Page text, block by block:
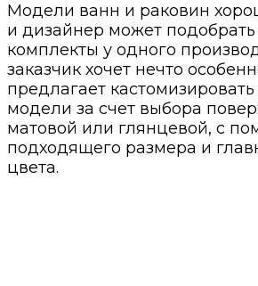
Модели ванн и раковин
и дизайнер может
комплекты у одного
заказчик хочет нечто
предлагает
модели за счет выбора
матовой или глянцевой, с
подходящего размера и
цвета.